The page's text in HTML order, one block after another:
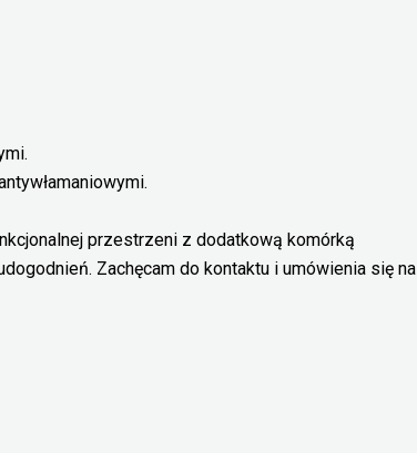
przestrzeni z dodatkową komórką
Zachęcam do kontaktu i umówienia się na